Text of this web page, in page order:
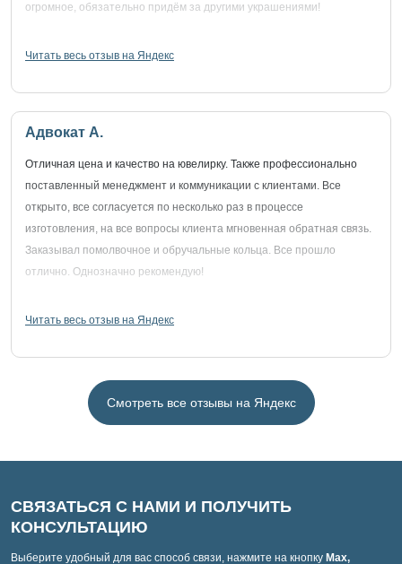
огромное, обязательно придём за другими украшениями!
Читать весь отзыв на Яндекс
Адвокат А.
Отличная цена и качество на ювелирку. Также профессионально
поставленный менеджмент и коммуникации с клиентами. Все
открыто, все согласуется по несколько раз в процессе
изготовления, на все вопросы клиента мгновенная обратная связь.
Заказывал помолвочное и обручальные кольца. Все прошло
отлично. Однозначно рекомендую!
Читать весь отзыв на Яндекс
Смотреть все отзывы на Яндекс
СВЯЗАТЬСЯ С НАМИ И ПОЛУЧИТЬ
КОНСУЛЬТАЦИЮ
Выберите удобный для вас способ связи, нажмите на кнопку Max,